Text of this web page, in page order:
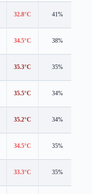
32.8°C 41%
34.5°C 38%
35.3°C 35%
35.5°C 34%
35.2°C 34%
34.5°C 35%
33.3°C 35%